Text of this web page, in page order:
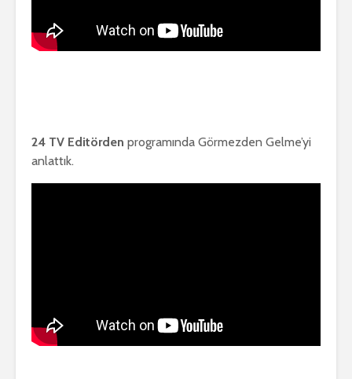
24 TV Editörden programında Görmezden Gelme’yi
anlattık.